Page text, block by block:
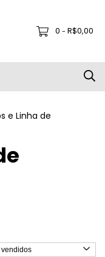
0 - R$0,00
e Linha de